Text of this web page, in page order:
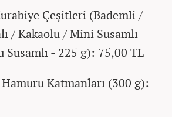
Çeşitleri (Bademli /
/ Kakaolu / Mini Susamlı
- 225 g): 75,00 TL
Katmanları (300 g):